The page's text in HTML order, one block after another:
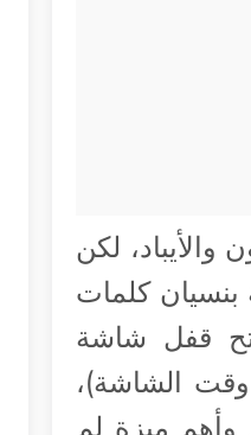
لكن
بنسيان كلمات
قفل شاشة
وقت الشاشة)،